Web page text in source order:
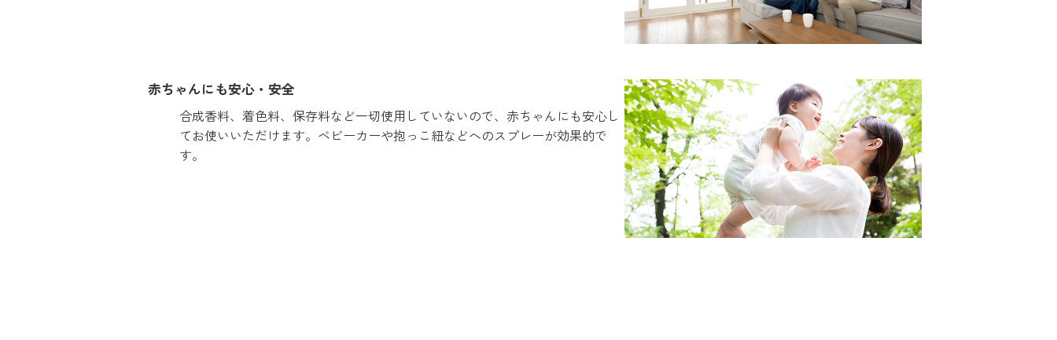
赤ちゃんにも安心・安全
合成香料、着色料、保存料など一切使用していないので、赤ちゃんにも安心し
てお使いいただけます。ベビーカーや抱っこ紐などへのスプレーが効果的で
す。